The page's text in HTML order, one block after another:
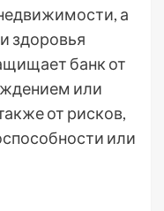
а
здоровья
банк от
или
от рисков,
или